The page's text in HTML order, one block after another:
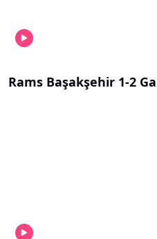
Rams Başakşehir 1-2